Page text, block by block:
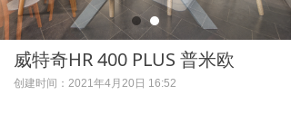
威特奇HR 400 PLUS 普米欧
创建时间： 2021年4月20日 16:52